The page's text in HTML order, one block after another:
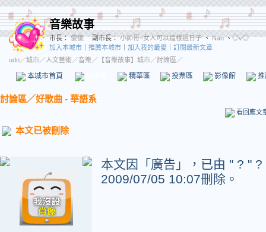
音樂故事
市長： 傻傻 副市長： 小帥哥~女人可以這樣過日子、 Nan、◎v◎
加入本城市
推薦本城市 加入我的最愛
訂閱最新文章
udn／城市／人文藝術／音樂／ 【音樂故事】城市／討論區／
本城市首頁 精華區 投票區 影像館
討論區／好歌曲 - 華語系
看回應文
本文已被刪除
本文因「廣告」，已由 " ? "
2009/07/05 10:07刪除。